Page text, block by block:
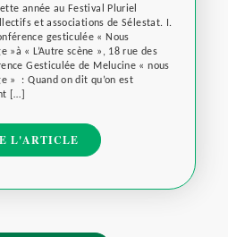
année au Festival Pluriel
et associations de Sélestat. I.
gesticulée « Nous
»à « L’Autre scène », 18 rue des
Gesticulée de Melucine « nous
» : Quand on dit qu’on est
[…]
L'ARTICLE